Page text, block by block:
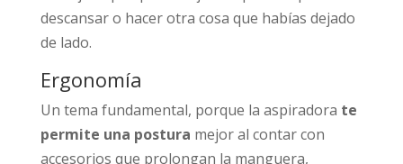
descansar o hacer otra cosa que habías dejado
de lado.
Ergonomía
Un tema fundamental, porque la aspiradora te
permite una postura mejor al contar con
accesorios que prolongan la manguera,